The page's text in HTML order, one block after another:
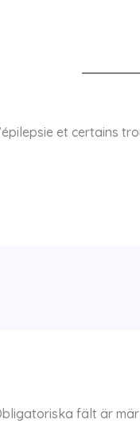
et certains
fält är